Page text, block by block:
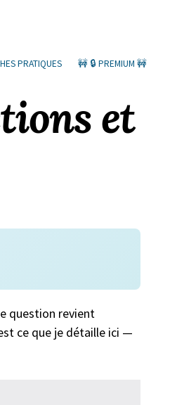
PRATIQUES 🚧 🔒 PREMIUM 🚧
et
question revient
ce que je détaille ici —